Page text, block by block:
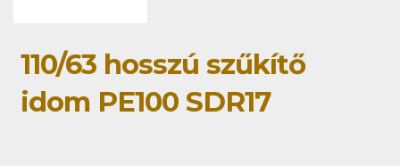
110/63 hosszú szűkítő
idom PE100 SDR17